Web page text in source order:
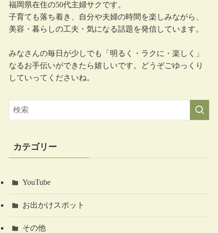
福岡県在住の50代主婦サクです。
子育ても落ち着き、自分や夫婦の時間を楽しみながら、
美容・暮らしの工夫・気になる話題を発信しています。
みなさんの毎日が少しでも「明るく・ラクに・楽しく」
なるお手伝いができたら嬉しいです。どうぞごゆっくり
していってくださいね。
カテゴリー
YouTube
お出かけスポット
その他